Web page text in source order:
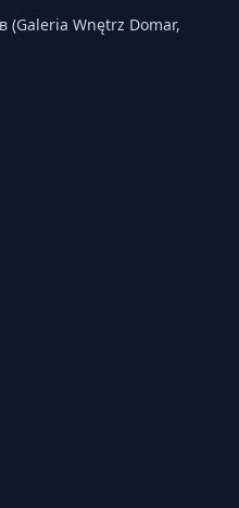
(Galeria Wnętrz Domar,